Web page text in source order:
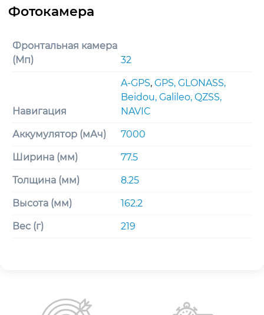
Фронтальная камера
(Мп)
32
Навигация
A-GPS, GPS, GLONASS,
Beidou, Galileo, QZSS,
NAVIC
Аккумулятор (мАч) 7000
Ширина (мм) 77.5
Толщина (мм) 8.25
Высота (мм) 162.2
Вес (г) 219